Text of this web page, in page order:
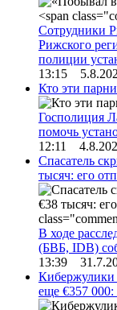
Сотрудники
Рижского
полиции
13:15
Кто эти
Госполиция
помочь
12:11
Спасатель
тысяч: его
В ходе
(БВБ, IDB)
13:39
Кибержулики
еще €357